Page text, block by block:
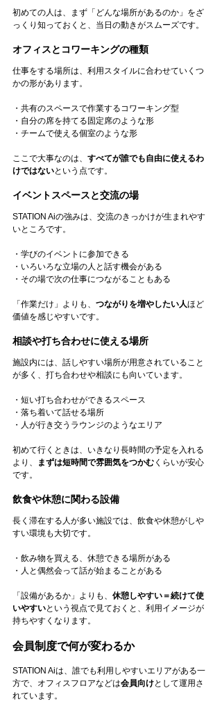
初めての人は、まず「どんな場所があるのか」をざ
っくり知っておくと、当日の動きがスムーズです。
オフィスとコワーキングの種類
仕事をする場所は、利用スタイルに合わせていくつ
かの形があります。
・共有のスペースで作業するコワーキング型
・自分の席を持てる固定席のような形
・チームで使える個室のような形
ここで大事なのは、 すべてが誰でも自由に使えるわ
けではないという点です。
イベントスペースと交流の場
STATION Aiの強みは、交流のきっかけが生まれやす
いところです。
・学びのイベントに参加できる
・いろいろな立場の人と話す機会がある
・その場で次の仕事につながることもある
「作業だけ」よりも、 つながりを増やしたい人ほど
価値を感じやすいです。
相談や打ち合わせに使える場所
施設内には、話しやすい場所が用意されていること
が多く、打ち合わせや相談にも向いています。
・短い打ち合わせができるスペース
・落ち着いて話せる場所
・人が行き交うラウンジのようなエリア
初めて行くときは、いきなり長時間の予定を入れる
より、
まずは短時間で雰囲気をつかむ くらいが安心
です。
飲食や休憩に関わる設備
長く滞在する人が多い施設では、飲食や休憩がしや
すい環境も大切です。
・飲み物を買える、休憩できる場所がある
・人と偶然会って話が始まることがある
「設備があるか」よりも、 休憩しやすい＝続けて使
いやすいという視点で見ておくと、利用イメージが
持ちやすくなります。
会員制度で何が変わるか
STATION Aiは、誰でも利用しやすいエリアがある一
方で、オフィスフロアなどは会員向けとして運用さ
れています。